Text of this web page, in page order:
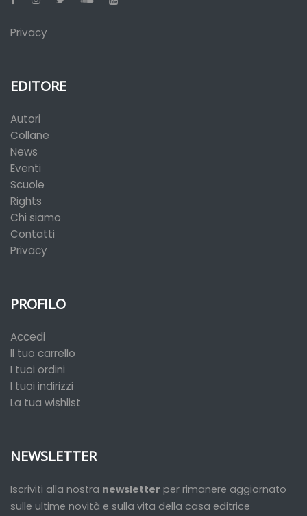
Privacy
EDITORE
Autori
Collane
News
Eventi
Scuole
Rights
Chi siamo
Contatti
Privacy
PROFILO
Accedi
Il tuo carrello
I tuoi ordini
I tuoi indirizzi
La tua wishlist
NEWSLETTER
Iscriviti alla nostra newsletter per rimanere aggiornato
sulle ultime novità e sulla vita della casa editrice